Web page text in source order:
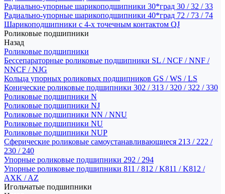
Радиально-упорные шарикоподшипники 30*град 30 / 32 / 33
Радиально-упорные шарикоподшипники 40*град 72 / 73 / 74
Шарикоподшипники с 4-х точечным контактом QJ
Роликовые подшипники
Назад
Роликовые подшипники
Бессепараторные роликовые подшипники SL / NCF / NNF /
NNCF / NJG
Кольца упорных роликовых подшипников GS / WS / LS
Конические роликовые подшипники 302 / 313 / 320 / 322 / 330
Роликовые подшипники N
Роликовые подшипники NJ
Роликовые подшипники NN / NNU
Роликовые подшипники NU
Роликовые подшипники NUP
Сферические роликовые самоустанавливающиеся 213 / 222 /
230 / 240
Упорные роликовые подшипники 292 / 294
Упорные роликовые подшипники 811 / 812 / K811 / K812 /
AXK / AZ
Игольчатые подшипники